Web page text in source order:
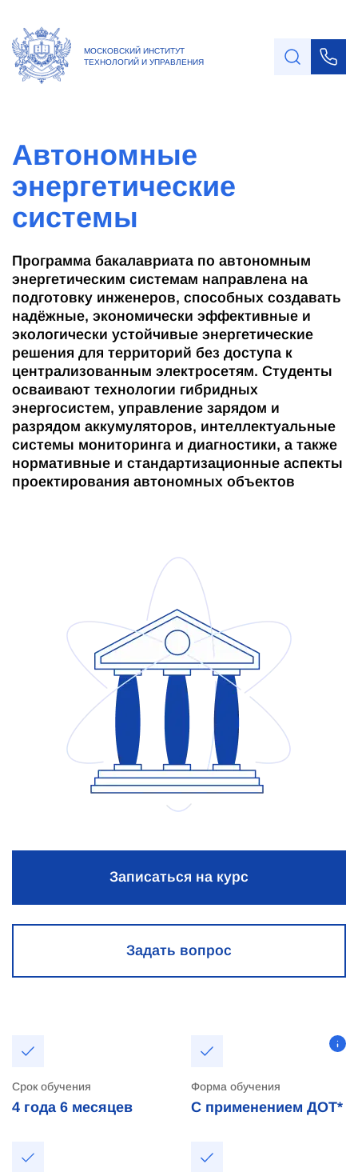
МОСКОВСКИЙ ИНСТИТУТ
ТЕХНОЛОГИЙ И УПРАВЛЕНИЯ
Автономные
энергетические
системы
Программа бакалавриата по автономным
энергетическим системам направлена на
подготовку инженеров, способных создавать
надёжные, экономически эффективные и
экологически устойчивые энергетические
решения для территорий без доступа к
централизованным электросетям. Студенты
осваивают технологии гибридных
энергосистем, управление зарядом и
разрядом аккумуляторов, интеллектуальные
системы мониторинга и диагностики, а также
нормативные и стандартизационные аспекты
проектирования автономных объектов
Записаться на курс
Задать вопрос
Срок обучения
4 года 6 месяцев
Форма обучения
С применением ДОТ*